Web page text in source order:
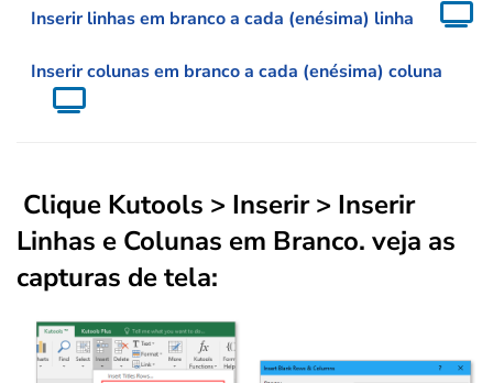
Inserir linhas em branco a cada (enésima) linha
Inserir colunas em branco a cada (enésima) coluna
Clique Kutools > Inserir> Inserir
Linhas e Colunas em Branco. veja as
capturas de tela: